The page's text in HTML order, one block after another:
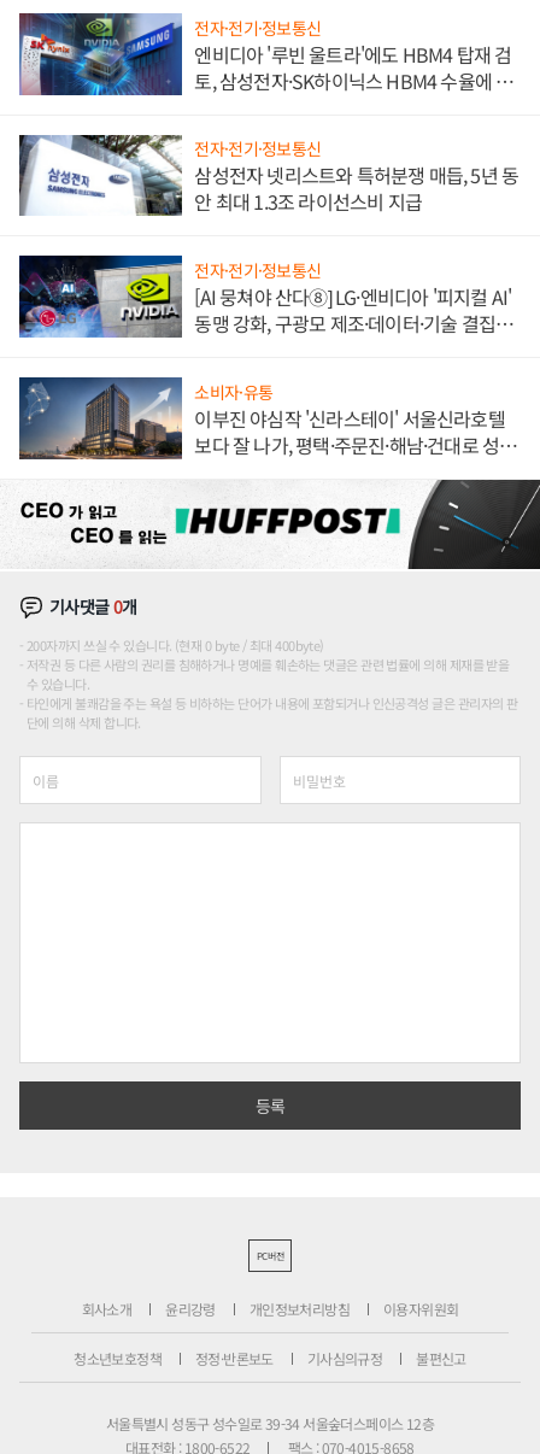
전자·전기·정보통신
엔비디아 '루빈 울트라'에도 HBM4 탑재 검
토, 삼성전자·SK하이닉스 HBM4 수율에 주
전자·전기·정보통신
삼성전자 넷리스트와 특허분쟁 매듭, 5년 동
안 최대 1.3조 라이선스비 지급
전자·전기·정보통신
[AI 뭉쳐야 산다⑧] LG·엔비디아 '피지컬 AI'
동맹 강화, 구광모 제조·데이터·기술 결집
소비자·유통
이부진 야심작 '신라스테이' 서울신라호텔
보다 잘 나가, 평택·주문진·해남·건대로 성
기사댓글0개
200자까지 쓰실 수 있습니다. (현재 0 byte / 최대 400byte)
저작권 등 다른 사람의 권리를 침해하거나 명예를 훼손하는 댓글은 관련 법률에 의해 제재를 받을
수 있습니다.
타인에게 불쾌감을 주는 욕설 등 비하하는 단어가 내용에 포함되거나 인신공격성 글은 관리자의 판
단에 의해 삭제 합니다.
PC버전
회사소개 윤리강령 개인정보처리방침 이용자위원회
청소년보호정책 정정·반론보도 기사심의규정 불편신고
서울특별시 성동구 성수일로 39-34 서울숲더스페이스 12층
대표전화 : 1800-6522
팩스 : 070-4015-8658